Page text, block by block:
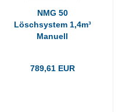
NMG 50
Löschsystem 1,4m³
Manuell
789,61 EUR